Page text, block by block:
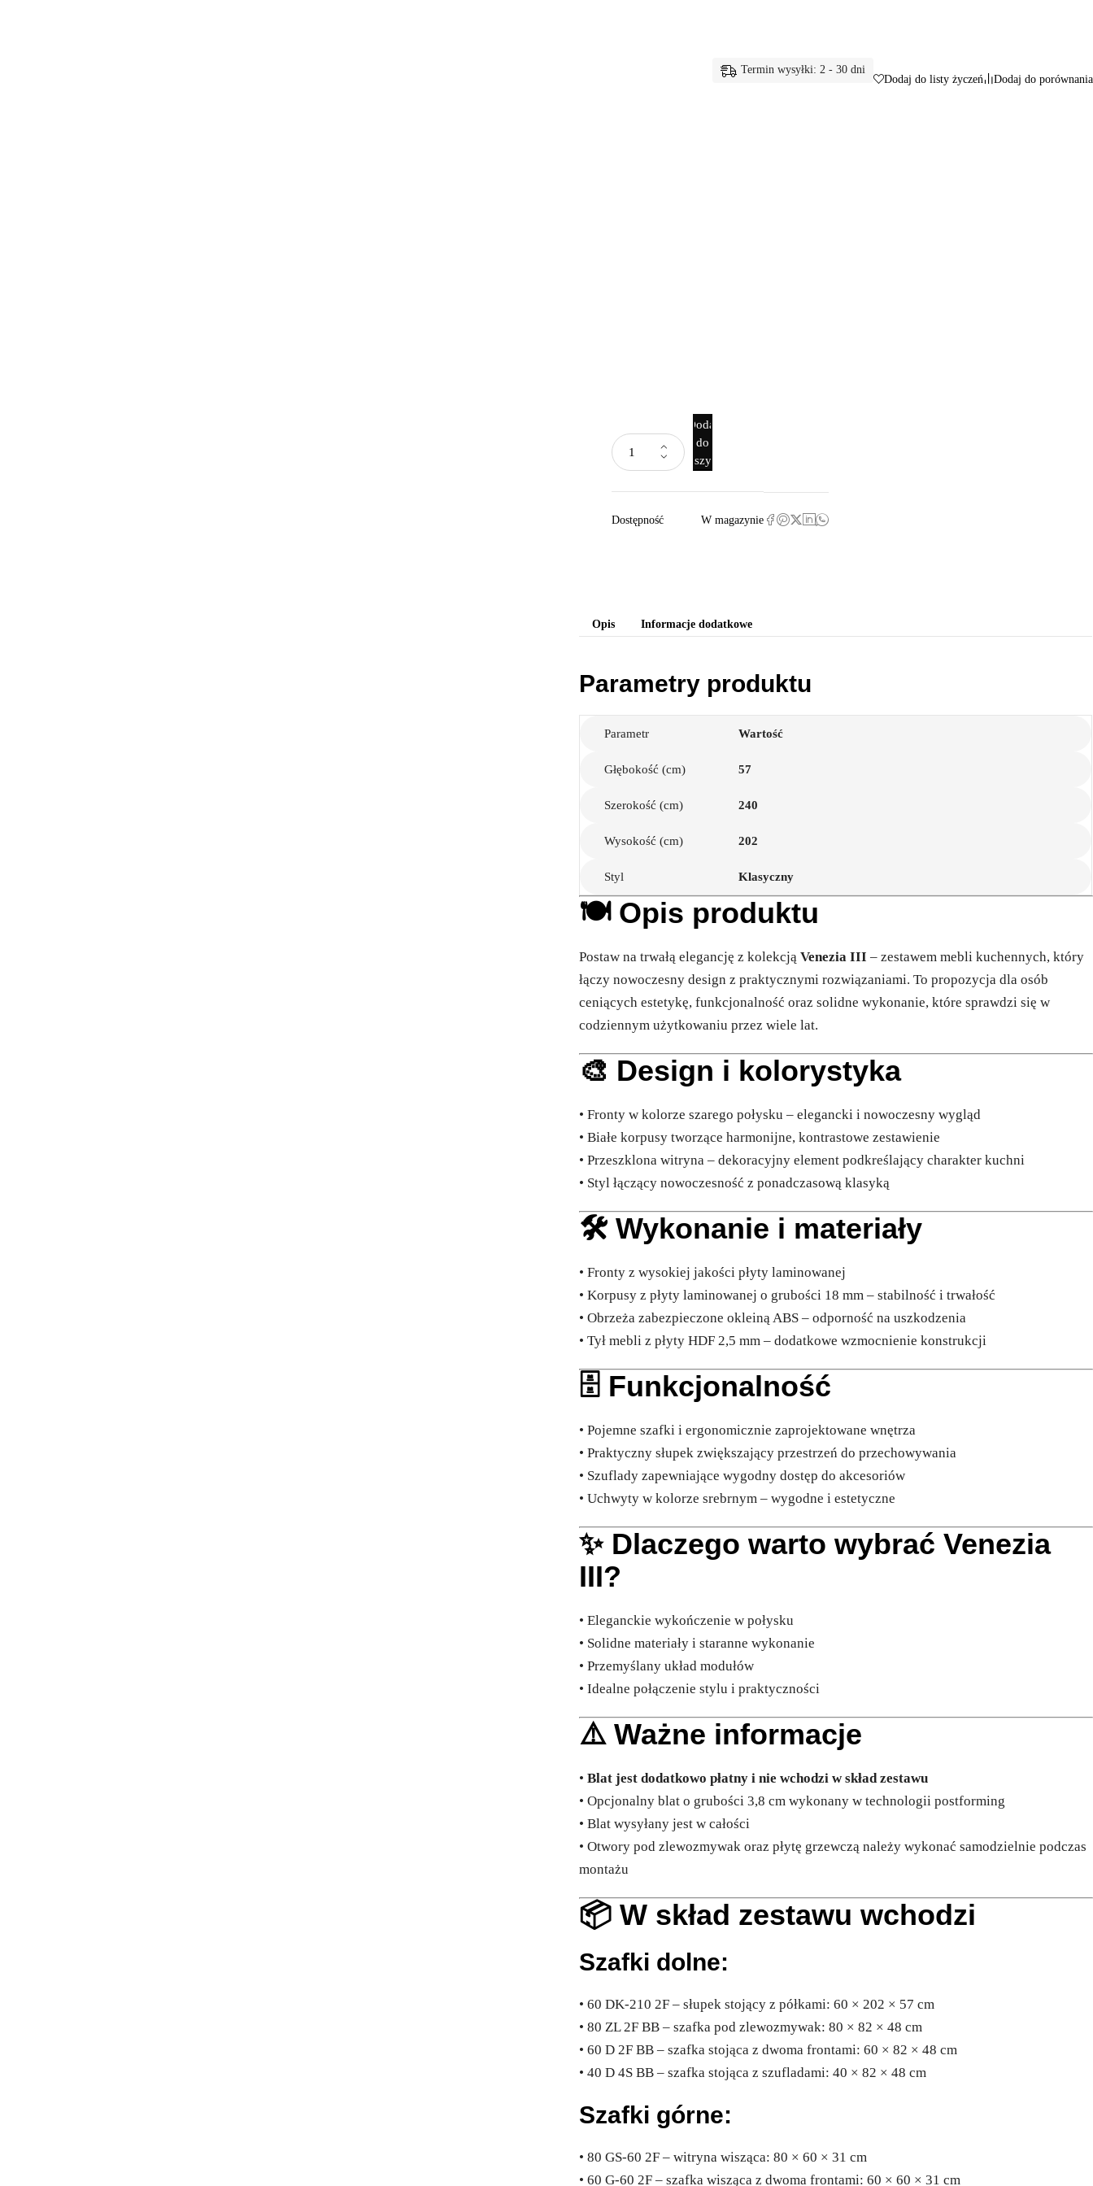
Dodaj
do
koszyka
Termin wysyłki: 2 - 30 dni
Dodaj do listy życzeń Dodaj do porównania
Dostępność W magazynie
Opis Informacje dodatkowe
Parametry produktu
Parametr Wartość
Głębokość (cm) 57
Szerokość (cm) 240
Wysokość (cm) 202
Styl Klasyczny
🍽️ Opis produktu
Postaw na trwałą elegancję z kolekcjąVenezia III – zestawem mebli kuchennych, który
łączy nowoczesny design z praktycznymi rozwiązaniami. To propozycja dla osób
ceniących estetykę, funkcjonalność oraz solidne wykonanie, które sprawdzi się w
codziennym użytkowaniu przez wiele lat.
🎨 Design i kolorystyka
• Fronty w kolorze szarego połysku – elegancki i nowoczesny wygląd
• Białe korpusy tworzące harmonijne, kontrastowe zestawienie
• Przeszklona witryna – dekoracyjny element podkreślający charakter kuchni
• Styl łączący nowoczesność z ponadczasową klasyką
🛠️ Wykonanie i materiały
• Fronty z wysokiej jakości płyty laminowanej
• Korpusy z płyty laminowanej o grubości 18 mm – stabilność i trwałość
• Obrzeża zabezpieczone okleiną ABS – odporność na uszkodzenia
• Tył mebli z płyty HDF 2,5 mm – dodatkowe wzmocnienie konstrukcji
🗄️ Funkcjonalność
• Pojemne szafki i ergonomicznie zaprojektowane wnętrza
• Praktyczny słupek zwiększający przestrzeń do przechowywania
• Szuflady zapewniające wygodny dostęp do akcesoriów
• Uchwyty w kolorze srebrnym – wygodne i estetyczne
✨ Dlaczego warto wybrać Venezia
III?
• Eleganckie wykończenie w połysku
• Solidne materiały i staranne wykonanie
• Przemyślany układ modułów
• Idealne połączenie stylu i praktyczności
⚠️ Ważne informacje
•Blat jest dodatkowo płatny i nie wchodzi w skład zestawu
• Opcjonalny blat o grubości 3,8 cm wykonany w technologii postforming
• Blat wysyłany jest w całości
• Otwory pod zlewozmywak oraz płytę grzewczą należy wykonać samodzielnie podczas
montażu
📦 W skład zestawu wchodzi
Szafki dolne:
• 60 DK-210 2F – słupek stojący z półkami: 60 × 202 × 57 cm
• 80 ZL 2F BB – szafka pod zlewozmywak: 80 × 82 × 48 cm
• 60 D 2F BB – szafka stojąca z dwoma frontami: 60 × 82 × 48 cm
• 40 D 4S BB – szafka stojąca z szufladami: 40 × 82 × 48 cm
Szafki górne:
• 80 GS-60 2F – witryna wisząca: 80 × 60 × 31 cm
• 60 G-60 2F – szafka wisząca z dwoma frontami: 60 × 60 × 31 cm